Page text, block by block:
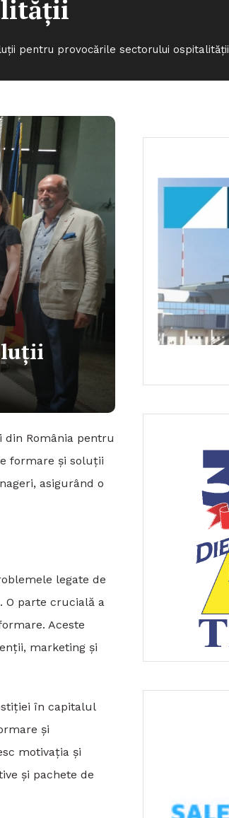
pentru provocările sectorului ospitalității
din România pentru
formare și soluții
asigurând o
legate de
parte crucială a
Aceste
marketing și
în capitalul
și
motivația și
și pachete de